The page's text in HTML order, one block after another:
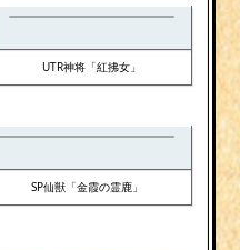
UTR神将「紅拂女」
SP仙獣「金霞の霊鹿」